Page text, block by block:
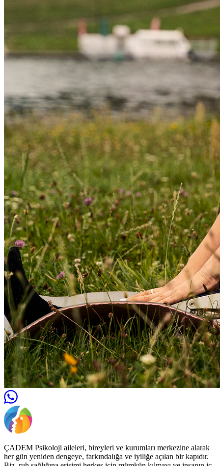
ÇADEM Psikoloji aileleri, bireyleri ve kurumları merkezine alarak
her gün yeniden dengeye, farkındalığa ve iyiliğe açılan bir kapıdır.